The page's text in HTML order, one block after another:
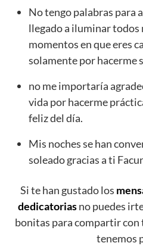
No tengo palabras para
llegado a iluminar todos
momentos en que eres
solamente por hacerme
no me importaría
vida por hacerme
feliz del día.
Mis noches se han
soleado gracias a ti
Si te han gustado los
dedicatoriasno puedes
bonitas para compartir con
tenemos